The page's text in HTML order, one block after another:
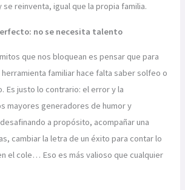
se reinventa, igual que la propia familia.
no se necesita talento
que nos bloquean es pensar que para
herramienta familiar hace falta saber solfeo o
Es justo lo contrario: el error y la
mayores generadores de humor y
a propósito, acompañar una
cambiar la letra de un éxito para contar lo
el cole… Eso es más valioso que cualquier